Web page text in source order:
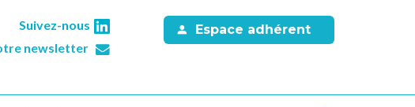
Suivez-nous
newsletter
Espace adhérent